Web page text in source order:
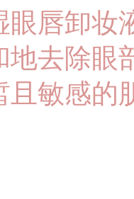
眼唇卸妆
地去除眼
且敏感的